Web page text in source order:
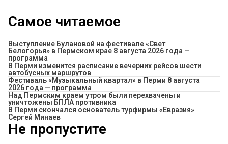
Самое читаемое
Выступление Булановой на фестивале «Свет
Белогорья» в Пермском крае 8 августа 2026 года —
программа
​В Перми изменится расписание вечерних рейсов шести
автобусных маршрутов
Фестиваль «Музыкальный квартал» в Перми 8 августа
2026 года — программа
Над Пермским краем утром были перехвачены и
уничтожены БПЛА противника
В Перми скончался основатель турфирмы «Евразия»
Сергей Минаев
Не пропустите